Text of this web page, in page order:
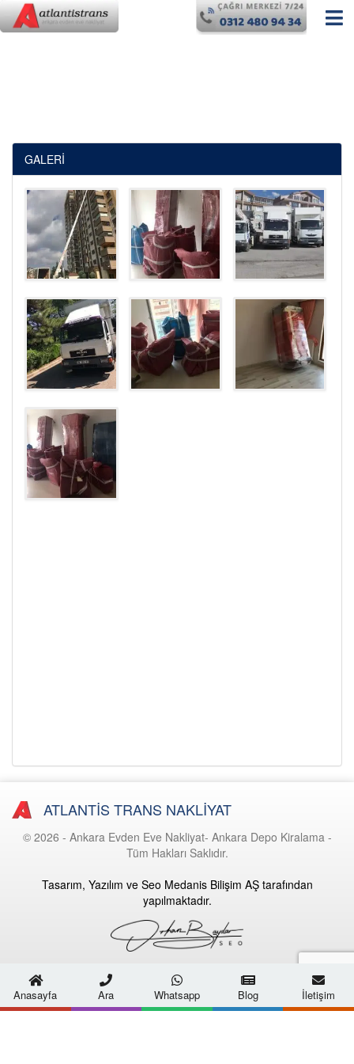
GALERİ
Anasayfa Ara Whatsapp Blog İletişim
ATLANTİS TRANS NAKLİYAT
© 2026 - Ankara Evden Eve Nakliyat- Ankara Depo Kiralama -
Tüm Hakları Saklıdır.
Tasarım, Yazılım ve Seo Medanis Bilişim AŞ tarafından
yapılmaktadır.